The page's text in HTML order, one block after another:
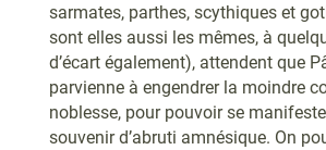
sarmates, parthes, scythiques et
sont elles aussi les mêmes, à
d’écart également), attendent que
parvienne à engendrer la moindre
noblesse, pour pouvoir se
souvenir d’abruti amnésique. On